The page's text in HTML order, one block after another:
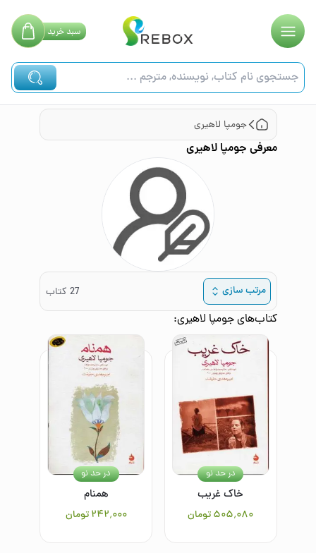
سبدخرید
جومپا لاهیری
معرفی جومپا لاهیری
مرتب سازی 27 کتاب
کتاب‌هایجومپا لاهیری:
خاک غریب
۵۰۵٬۰۸۰تومان
در حد نو
همنام
۲۴۲٬۰۰۰ تومان
در حد نو